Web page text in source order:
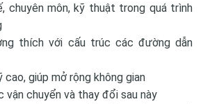
chuyên môn, kỹ thuật trong quá trình
thích với cấu trúc các đường dẫn
giúp mở rộng không gian
vận chuyển và thay đổi sau này